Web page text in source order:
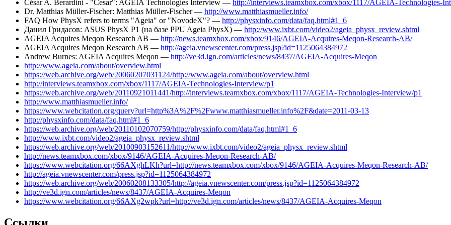
César A. Berardini - "Cesar": AGEIA Technologies Interview — http://interviews.teamxbox.com/xbox/1117/AGEIA-Technologies-
Dr. Matthias Müller-Fischer: Matthias Müller-Fischer — http://www.matthiasmueller.info/
FAQ How PhysX refers to terms "Ageia" or "NovodeX"? — http://physxinfo.com/data/faq.html#1_6
Данил Гридасов: ASUS PhysX P1 (на базе PPU Ageia PhysX) — http://www.ixbt.com/video2/ageia_physx_review.shtml
AGEIA Acquires Meqon Research AB — http://news.teamxbox.com/xbox/9146/AGEIA-Acquires-Meqon-Research-AB/
AGEIA Acquires Meqon Research AB — http://ageia.vnewscenter.com/press.jsp?id=1125064384972
Andrew Burnes: AGEIA Acquires Meqon — http://ve3d.ign.com/articles/news/8437/AGEIA-Acquires-Meqon
http://www.ageia.com/about/overview.html
https://web.archive.org/web/20060207031124/http://www.ageia.com/about/overview.html
http://interviews.teamxbox.com/xbox/1117/AGEIA-Technologies-Interview/p1
https://web.archive.org/web/20110921011441/http://interviews.teamxbox.com/xbox/1117/AGEIA-Technologies-Interview/p1
http://www.matthiasmueller.info/
https://www.webcitation.org/query?url=http%3A%2F%2Fwww.matthiasmueller.info%2F&date=2011-03-13
http://physxinfo.com/data/faq.html#1_6
https://web.archive.org/web/20110102070759/http://physxinfo.com/data/faq.html#1_6
http://www.ixbt.com/video2/ageia_physx_review.shtml
https://web.archive.org/web/20100903152611/http://www.ixbt.com/video2/ageia_physx_review.shtml
http://news.teamxbox.com/xbox/9146/AGEIA-Acquires-Meqon-Research-AB/
https://www.webcitation.org/66AXghLKh?url=http://news.teamxbox.com/xbox/9146/AGEIA-Acquires-Meqon-Research-AB/
http://ageia.vnewscenter.com/press.jsp?id=1125064384972
https://web.archive.org/web/20060208133305/http://ageia.vnewscenter.com/press.jsp?id=1125064384972
http://ve3d.ign.com/articles/news/8437/AGEIA-Acquires-Meqon
https://www.webcitation.org/66AXg2wpk?url=http://ve3d.ign.com/articles/news/8437/AGEIA-Acquires-Meqon